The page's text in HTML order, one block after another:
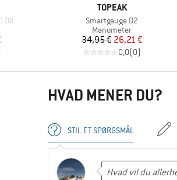
DX
MÆRKE
TOPEAK
Artikel
Smartgauge D2
Produktgruppe
Manometer
Pris
34,95 €Nedsat pris
26,21 €
0,0(0)
HVAD MENER DU?
STIL ET SPØRGSMÅL